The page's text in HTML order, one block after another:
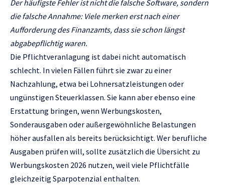
Der häufigste Fehler ist nicht die falsche Software, sondern
die falsche Annahme: Viele merken erst nach einer
Aufforderung des Finanzamts, dass sie schon längst
abgabepflichtig waren.
Die Pflichtveranlagung ist dabei nicht automatisch
schlecht. In vielen Fällen führt sie zwar zu einer
Nachzahlung, etwa bei Lohnersatzleistungen oder
ungünstigen Steuerklassen. Sie kann aber ebenso eine
Erstattung bringen, wenn Werbungskosten,
Sonderausgaben oder außergewöhnliche Belastungen
höher ausfallen als bereits berücksichtigt. Wer berufliche
Ausgaben prüfen will, sollte zusätzlich die Übersicht zu
Werbungskosten 2026 nutzen, weil viele Pflichtfälle
gleichzeitig Sparpotenzial enthalten.